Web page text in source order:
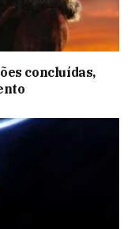
concluídas,